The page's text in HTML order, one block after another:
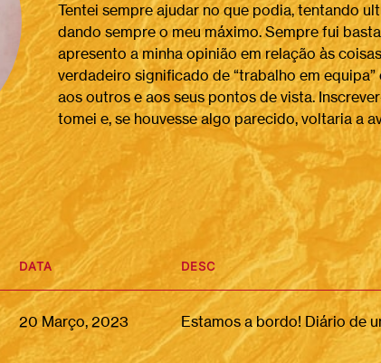
Tentei sempre ajudar no que podia, tentando
dando sempre o meu máximo. Sempre fui
apresento a minha opinião em relação às
verdadeiro significado de “trabalho em
aos outros e aos seus pontos de vista.
tomei e, se houvesse algo parecido, voltaria a
DATA DESC
20 Março, 2023